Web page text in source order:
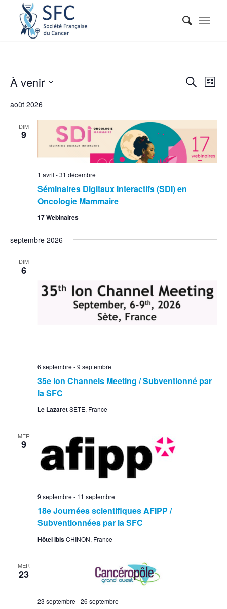
vues
Recherche
de
Liste
À venir
une
août 2026
DIM
9
Séminaires Digitaux Interactifs (SDI) en
Oncologie Mammaire
1 avril -31 décembre
17 Webinaires
septembre 2026
DIM
6
35e Ion Channels Meeting / Subventionné par
la SFC
6 septembre -9 septembre
Le LazaretSETE, France
MER
9
18e Journées scientifiques AFIPP /
Subventionnées par la SFC
9 septembre - 11 septembre
Hôtel IbisCHINON, France
MER
23
23 septembre -26 septembre